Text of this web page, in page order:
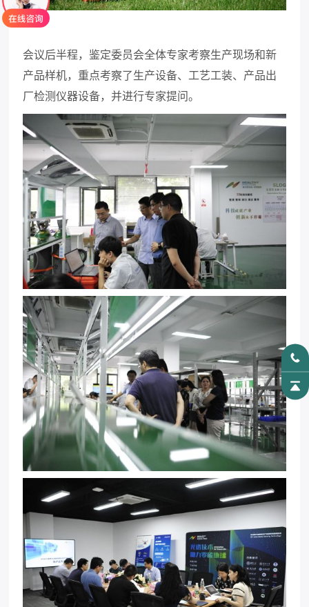
会议后半程，鉴定委员会全体专家考察生产现场和新
产品样机，重点考察了生产设备、工艺工装、产品出
厂检测仪器设备，并进行专家提问。